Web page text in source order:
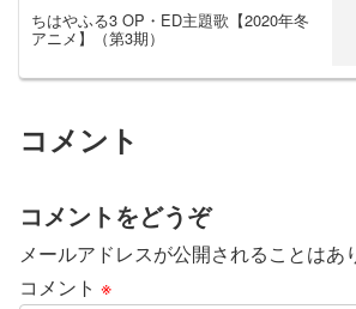
ちはやふる3 OP・ED主題歌【2020年冬
アニメ】（第3期）
コメント
コメントをどうぞ
メールアドレスが公開されることはあ
コメント ※